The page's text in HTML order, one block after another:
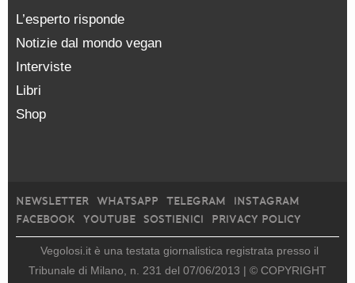
L’esperto risponde
Notizie dal mondo vegan
Interviste
Libri
Shop
NEWSLETTER WHATSAPP TELEGRAM
INSTAGRAM
FACEBOOK
YOUTUBE SOSTIENICI PRIVACY POLICY
Vegolosi.it è una testata giornalistica registrata presso il
Tribunale di Milano, n. 231 del 07/06/2013 | © COPYRIGHT